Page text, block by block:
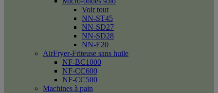
Voir tout
NN-ST45
NN-SD27
NN-SD28
NN-E20
AirFryer-Friteuse sans huile
NF-BC1000
NF-CC600
NF-CC500
Machines à pain